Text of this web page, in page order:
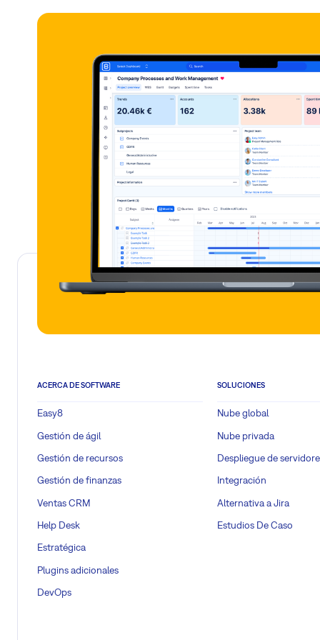
ACERCA DE SOFTWARE
Easy8
Gestión de ágil
Gestión de recursos
Gestión de finanzas
Ventas CRM
Help Desk
Estratégica
Plugins adicionales
DevOps
SOLUCIONES
Nube global
Nube privada
Despliegue de
Integración
Alternativa a Jira
Estudios De Caso